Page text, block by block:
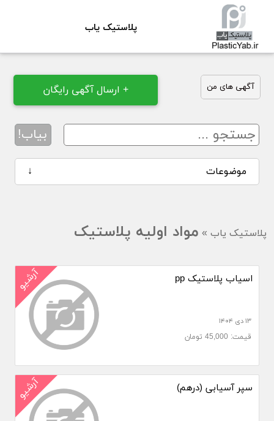
پلاستیک یاب
آگهی های من + ارسال آگهی رایگان
بیاب!
↓ موضوعات
پلاستیک یاب » مواد اولیه پلاستیک
آرشیو اسیاب پلاستیک pp
۱۳ دی ۱۴۰۴
قیمت: 45,000 تومان
آرشیو سپر آسیابی (درهم)